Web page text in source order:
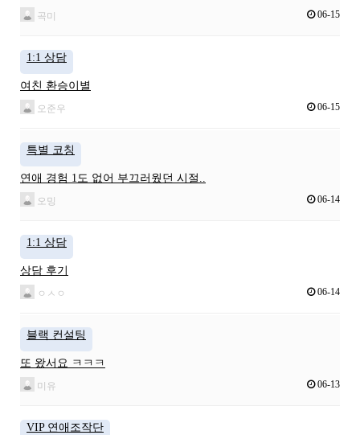
곡미 06-15
1:1 상담
여친 환승이별
오준우 06-15
특별 코칭
연애 경험 1도 없어 부끄러웠던 시절..
오밍 06-14
1:1 상담
상담 후기
ㅇㅅㅇ 06-14
블랙 컨설팅
또 왔서요 ㅋㅋㅋ
미유 06-13
VIP 연애조작단